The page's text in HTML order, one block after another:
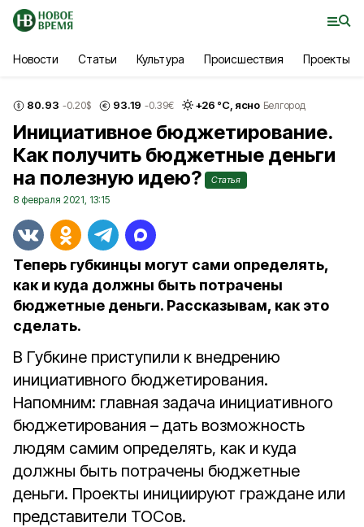
Новости Статьи Культура Происшествия Проекты
80.93 -0.20$ 93.19 -0.39€ +26 °С, ясно Белгород
Инициативное бюджетирование.
Как получить бюджетные деньги
на полезную идею?
Статья
8 февраля 2021, 13:15
Теперь губкинцы могут сами определять,
как и куда должны быть потрачены
бюджетные деньги. Рассказывам, как это
сделать.
В Губкине приступили к внедрению
инициативного бюджетирования.
Напомним: главная задача инициативного
бюджетирования – дать возможность
людям самим определять, как и куда
должны быть потрачены бюджетные
деньги. Проекты инициируют граждане или
представители ТОСов.